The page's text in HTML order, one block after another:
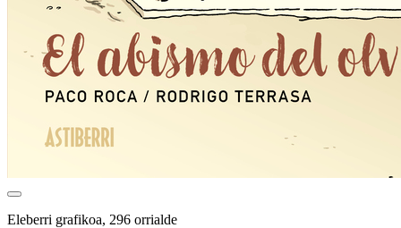
Eleberri grafikoa, 296 orrialde